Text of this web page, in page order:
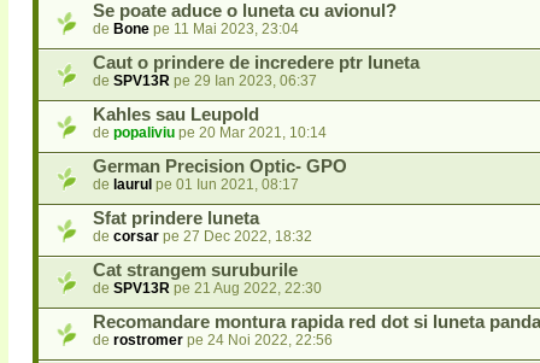
Se poate aduce o luneta cu avionul?
de Bone pe 11 Mai 2023, 23:04
Caut o prindere de incredere ptr luneta
de SPV13R pe 29 Ian 2023, 06:37
Kahles sau Leupold
de popaliviu pe 20 Mar 2021, 10:14
German Precision Optic- GPO
de laurul pe 01 Iun 2021, 08:17
Sfat prindere luneta
de corsar pe 27 Dec 2022, 18:32
Cat strangem suruburile
de SPV13R pe 21 Aug 2022, 22:30
Recomandare montura rapida red dot si luneta panda
de rostromer pe 24 Noi 2022, 22:56